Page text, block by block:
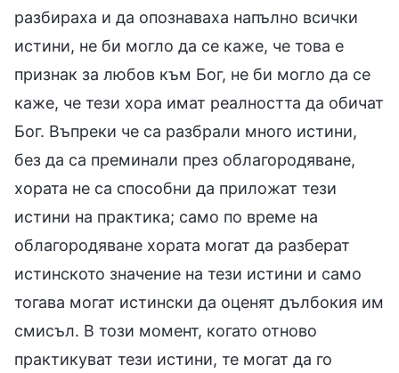
разбираха и да опознаваха напълно всички
истини, не би могло да се каже, че това е
признак за любов към Бог, не би могло да се
каже, че тези хора имат реалността да обичат
Бог. Въпреки че са разбрали много истини,
без да са преминали през облагородяване,
хората не са способни да приложат тези
истини на практика; само по време на
облагородяване хората могат да разберат
истинското значение на тези истини и само
тогава могат истински да оценят дълбокия им
смисъл. В този момент, когато отново
практикуват тези истини, те могат да го